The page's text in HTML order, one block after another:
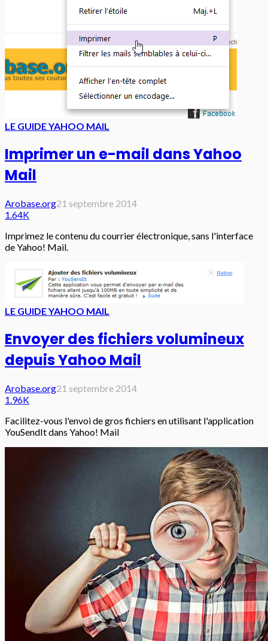
LE GUIDE YAHOO MAIL
Imprimer un e-mail dans Yahoo
Mail
Arobase.org21 septembre 2014
1.64K
Imprimez le contenu du courrier électronique, sans l'interface
de Yahoo! Mail.
LE GUIDE YAHOO MAIL
Envoyer des fichiers volumineux
depuis Yahoo Mail
Arobase.org21 septembre 2014
1.96K
Facilitez-vous l'envoi de gros fichiers en utilisant l'application
YouSendIt dans Yahoo! Mail